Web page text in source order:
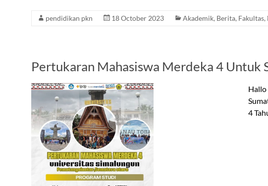
pendidikan pkn 18 October 2023 Akademik, Berita, Fakultas,
Pertukaran Mahasiswa Merdeka 4 Untuk
4